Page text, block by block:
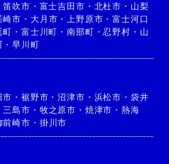
笛吹市 ・ 富士吉田市 ・ 北杜市 ・ 山梨
崎市 ・ 大月市 ・ 上野原市 ・富士河口
町 ・富士川町 ・南部町 ・忍野村 ・ 山
・早川町
市 ・裾野市 ・沼津市 ・ 浜松市 ・ 袋井
三島市 ・ 牧之原市 ・ 焼津市 ・ 熱海
前崎市 ・ 掛川市